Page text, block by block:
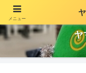
fun site of Yamato city
ヤ
メニュー